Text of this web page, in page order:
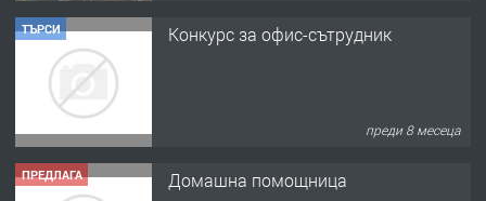
ТЪРСИ Конкурс за офис-сътрудник
преди 8 месеца
ПРЕДЛАГА Домашна помощница